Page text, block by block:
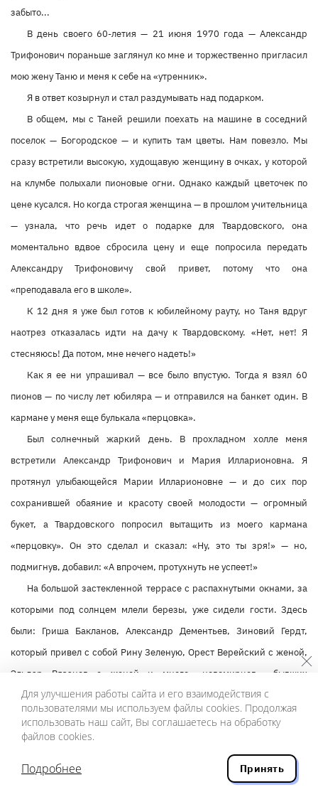
забыто...
В день своего 60-летия — 21 июня 1970 года — Александр
Трифонович пораньше заглянул ко мне и торжественно пригласил
мою жену Таню и меня к себе на «утренник».
Я в ответ козырнул и стал раздумывать над подарком.
В общем, мы с Таней решили поехать на машине в соседний
поселок — Богородское — и купить там цветы. Нам повезло. Мы
сразу встретили высокую, худощавую женщину в очках, у которой
на клумбе полыхали пионовые огни. Однако каждый цветочек по
цене кусался. Но когда строгая женщина — в прошлом учительница
— узнала, что речь идет о подарке для Твардовского, она
моментально вдвое сбросила цену и еще попросила передать
Александру Трифоновичу свой привет, потому что она
«преподавала его в школе».
К 12 дня я уже был готов к юбилейному рауту, но Таня вдруг
наотрез отказалась идти на дачу к Твардовскому. «Нет, нет! Я
стесняюсь! Да потом, мне нечего надеть!»
Как я ее ни упрашивал — все было впустую. Тогда я взял 60
пионов — по числу лет юбиляра — и отправился на банкет один. В
кармане у меня еще булькала «перцовка».
Был солнечный жаркий день. В прохладном холле меня
встретили Александр Трифонович и Мария Илларионовна. Я
протянул улыбающейся Марии Илларионовне — и до сих пор
сохранившей обаяние и красоту своей молодости — огромный
букет, а Твардовского попросил вытащить из моего кармана
«перцовку». Он это сделал и сказал: «Ну, это ты зря!» — но,
подмигнув, добавил: «А впрочем, протухнуть не успеет!»
На большой застекленной террасе с распахнутыми окнами, за
которыми под солнцем млели березы, уже сидели гости. Здесь
были: Гриша Бакланов, Александр Дементьев, Зиновий Гердт,
который привел с собой Рину Зеленую, Орест Верейский с женой,
Эльдар Рязанов с женой и много «новомирцев», бывших
сотрудников Александра Трифоновича. Юбиляру принесли кучу
подарков: самовар, книги, декоративные свечи — всего не
упомнишь — и цветы, цветы...
По лицу Александра Трифоновича, скромно сидевшего не во
главе, а на углу стола, было видно, что он доволен. Никаких
Для улучшения работы сайта и его взаимодействия с
пользователями мы используем файлы cookies. Продолжая
использовать наш сайт, Вы соглашаетесь на обработку
файлов cookies.
Подробнее Принять